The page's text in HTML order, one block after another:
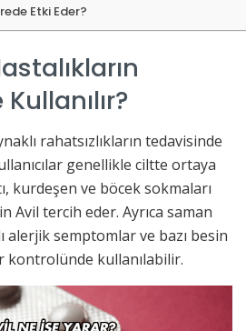
Etki Eder?
rahatsızlıkların tedavisinde
genellikle ciltte ortaya
kurdeşen ve böcek sokmaları
Avil tercih eder. Ayrıca saman
alerjik semptomlar ve bazı besin
kontrolünde kullanılabilir.